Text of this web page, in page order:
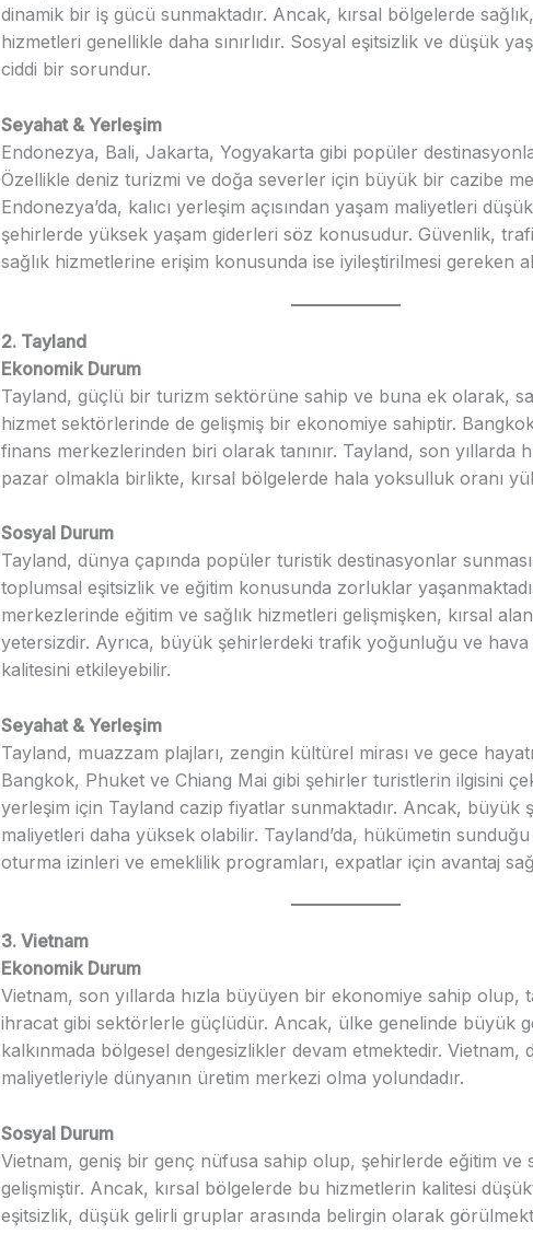
dinamik bir iş gücü sunmaktadır. Ancak, kırsal bölgelerde
hizmetleri genellikle daha sınırlıdır. Sosyal eşitsizlik ve düşük
ciddi bir sorundur.
Seyahat & Yerleşim
Endonezya, Bali, Jakarta, Yogyakarta gibi popüler
Özellikle deniz turizmi ve doğa severler için büyük bir cazibe
Endonezya’da, kalıcı yerleşim açısından yaşam maliyetleri
şehirlerde yüksek yaşam giderleri söz konusudur. Güvenlik,
sağlık hizmetlerine erişim konusunda ise iyileştirilmesi gereken
2. Tayland
Ekonomik Durum
Tayland, güçlü bir turizm sektörüne sahip ve buna ek olarak,
hizmet sektörlerinde de gelişmiş bir ekonomiye sahiptir.
finans merkezlerinden biri olarak tanınır. Tayland, son yıllarda
pazar olmakla birlikte, kırsal bölgelerde hala yoksulluk oranı
Sosyal Durum
Tayland, dünya çapında popüler turistik destinasyonlar
toplumsal eşitsizlik ve eğitim konusunda zorluklar
merkezlerinde eğitim ve sağlık hizmetleri gelişmişken, kırsal
yetersizdir. Ayrıca, büyük şehirlerdeki trafik yoğunluğu ve hava
kalitesini etkileyebilir.
Seyahat & Yerleşim
Tayland, muazzam plajları, zengin kültürel mirası ve gece
Bangkok, Phuket ve Chiang Mai gibi şehirler turistlerin ilgisini
yerleşim için Tayland cazip fiyatlar sunmaktadır. Ancak, büyük
maliyetleri daha yüksek olabilir. Tayland’da, hükümetin
oturma izinleri ve emeklilik programları, expatlar için avantaj
3. Vietnam
Ekonomik Durum
Vietnam, son yıllarda hızla büyüyen bir ekonomiye sahip olup,
ihracat gibi sektörlerle güçlüdür. Ancak, ülke genelinde büyük
kalkınmada bölgesel dengesizlikler devam etmektedir. Vietnam,
maliyetleriyle dünyanın üretim merkezi olma yolundadır.
Sosyal Durum
Vietnam, geniş bir genç nüfusa sahip olup, şehirlerde eğitim ve
gelişmiştir. Ancak, kırsal bölgelerde bu hizmetlerin kalitesi
eşitsizlik, düşük gelirli gruplar arasında belirgin olarak